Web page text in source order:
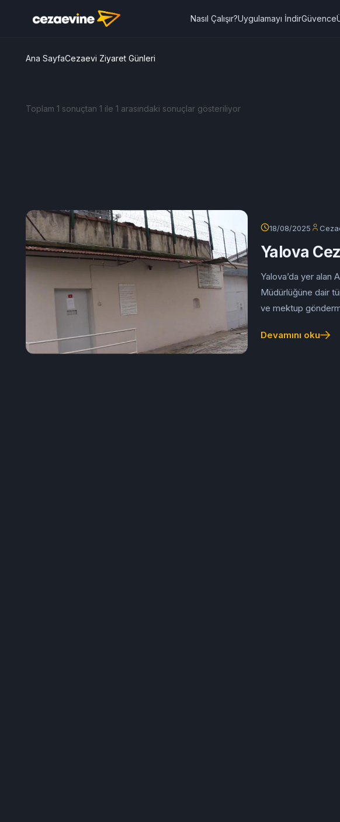
Nasıl Çalışır?Uygulamayı İndirGüvence
Ana SayfaCezaevi Ziyaret Günleri
Toplam 1 sonuçtan 1 ile 1 arasındaki sonuçlar gösteriliyor
18/08/2025
Yalova
Yalova’da yer alan
Müdürlüğüne dair
ve mektup
Devamını oku